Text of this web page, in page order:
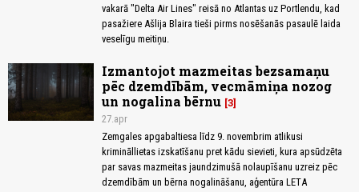
vakarā "Delta Air Lines" reisā no Atlantas uz Portlendu, kad
pasažiere Ašlija Blaira tieši pirms nosēšanās pasaulē laida
veselīgu meitiņu.
Izmantojot mazmeitas bezsamaņu
pēc dzemdībām, vecmāmiņa nozog
un nogalina bērnu 3
27.apr
Zemgales apgabaltiesa līdz 9. novembrim atlikusi
krimināllietas izskatīšanu pret kādu sievieti, kura apsūdzēta
par savas mazmeitas jaundzimušā nolaupīšanu uzreiz pēc
dzemdībām un bērna nogalināšanu, aģentūra LETA